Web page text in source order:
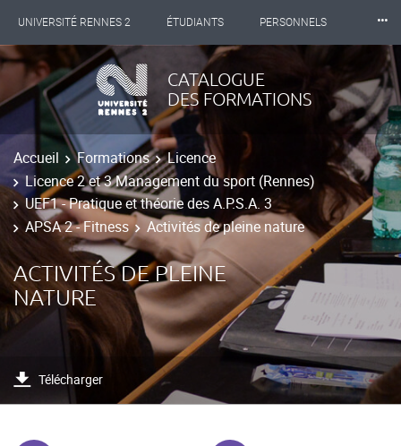
UNIVERSITÉ RENNES 2 ÉTUDIANTS PERSONNELS
INTERNATIONAL PROFESSIONNELS BIBLIOTHÈQUES
LES NOUVELLES DE RENNES 2
⸱⸱⸱
CATALOGUE
DES FORMATIONS
Accueil Formations
Licence
Licence 2 et 3 Management du sport (Rennes)
UEF1 - Pratique et théorie des A.P.S.A. 3
APSA 2 - Fitness
Activités de pleine nature
ACTIVITÉS DE PLEINE
NATURE
Télécharger